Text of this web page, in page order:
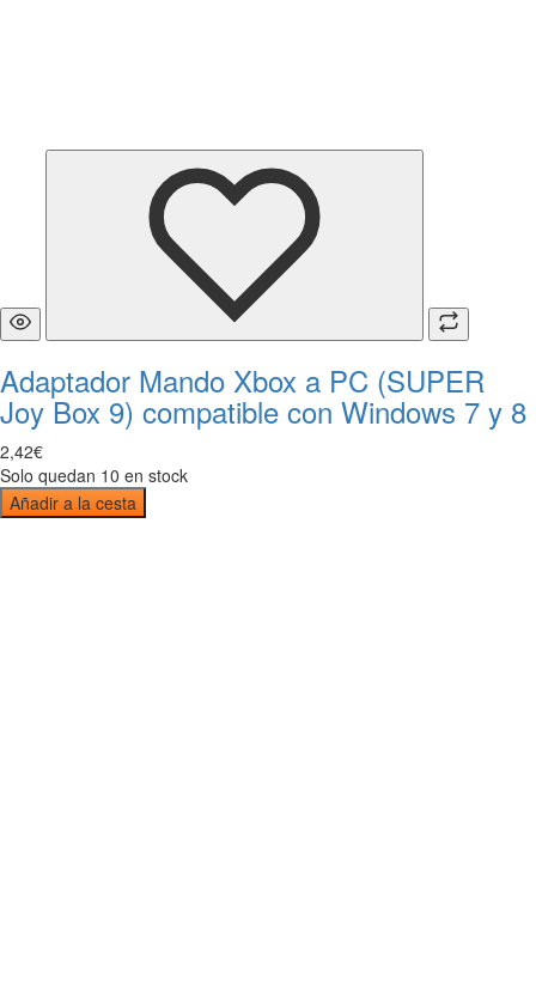
Adaptador Mando Xbox a PC (SUPER
Joy Box 9) compatible con Windows 7 y 8
2,42€
Solo quedan 10 en stock
Añadir a la cesta